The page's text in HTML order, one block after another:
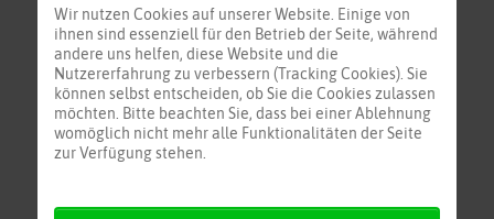
Ägäis
Türk.-Zyp.-Isr.
Adria
Kors/Sar/Tun
Mittelmeer Zentral
Wir nutzen Cookies auf unserer Website. Einige von
ihnen sind essenziell für den Betrieb der Seite, während
andere uns helfen, diese Website und die
Nutzererfahrung zu verbessern (Tracking Cookies). Sie
können selbst entscheiden, ob Sie die Cookies zulassen
möchten. Bitte beachten Sie, dass bei einer Ablehnung
womöglich nicht mehr alle Funktionalitäten der Seite
zur Verfügung stehen.